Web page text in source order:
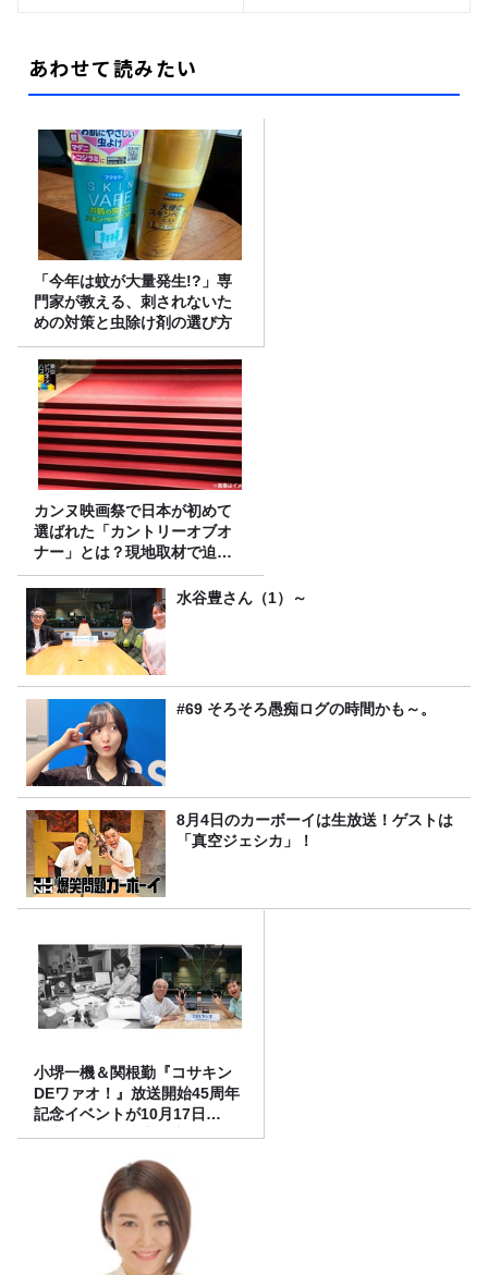
あわせて読みたい
「今年は蚊が大量発生!?」専
門家が教える、刺されないた
めの対策と虫除け剤の選び方
カンヌ映画祭で日本が初めて
選ばれた「カントリーオブオ
ナー」とは？現地取材で迫る
選出の意味
水谷豊さん（1）～
#69 そろそろ愚痴ログの時間かも～。
8月4日のカーボーイは生放送！ゲストは
「真空ジェシカ」！
小堺一機＆関根勤『コサキン
DEワァオ！』放送開始45周年
記念イベントが10月17日
（土）に開催決定！本日より
FC先行受付スタート！